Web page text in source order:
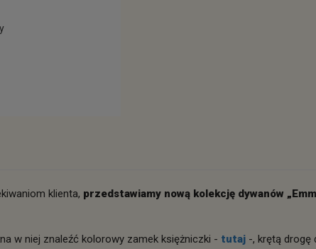
klienta, przedstawiamy nową kolekcję dywanów
w niej znaleźć kolorowy zamek księżniczki - tutaj -, krętą drogę